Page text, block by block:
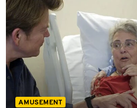
AMUSEMENT